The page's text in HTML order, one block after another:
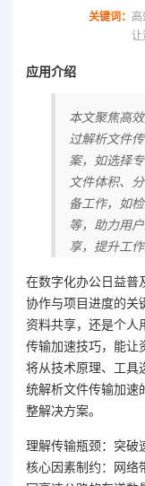
关键词： 高
让
应用介绍
本文聚焦高
过解析文件
案，如选择
文件体积、
备工作，如
等，助力用
享，提升工作
在数字化办公日益普
协作与项目进度的关
资料共享，还是个人
传输加速技巧，能让
将从技术原理、工具
统解析文件传输加速
整解决方案。
理解传输瓶颈：突破
核心因素制约：网络